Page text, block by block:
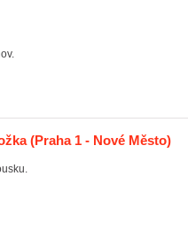
(Praha 1 - Nové Město)